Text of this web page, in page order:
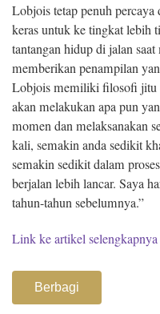
Lobjois tetap penuh percaya
keras untuk ke tingkat lebih
tantangan hidup di jalan
memberikan penampilan
Lobjois memiliki filosofi jitu
akan melakukan apa pun
momen dan melaksanakan
kali, semakin anda sedikit
semakin sedikit dalam
berjalan lebih lancar. Saya
tahun-tahun sebelumnya.”
Link ke artikel selengkapnya
Berbagi